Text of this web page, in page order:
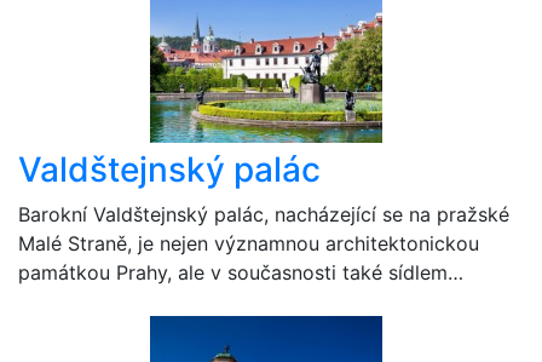
Valdštejnský palác
Barokní Valdštejnský palác, nacházející se na pražské
Malé Straně, je nejen významnou architektonickou
památkou Prahy, ale v současnosti také sídlem…